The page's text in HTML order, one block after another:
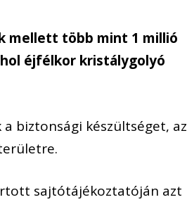
mellett több mint 1 millió
éjfélkor kristálygolyó
biztonsági készültséget, az
sajtótájékoztatóján azt